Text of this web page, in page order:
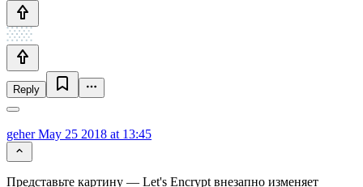
Reply
geherMay 25 2018 at 13:45
Представьте картину — Let's Encrypt внезапно изменяет